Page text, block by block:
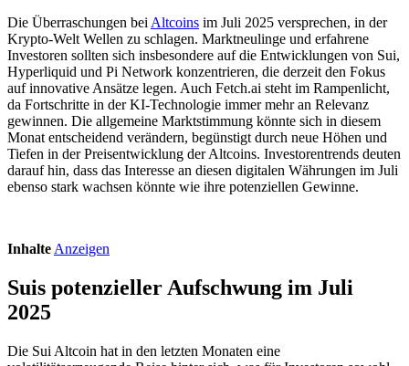
Die Überraschungen bei Altcoins im Juli 2025 versprechen, in der
Krypto-Welt Wellen zu schlagen. Marktneulinge und erfahrene
Investoren sollten sich insbesondere auf die Entwicklungen von Sui,
Hyperliquid und Pi Network konzentrieren, die derzeit den Fokus
auf innovative Ansätze legen. Auch Fetch.ai steht im Rampenlicht,
da Fortschritte in der KI-Technologie immer mehr an Relevanz
gewinnen. Die allgemeine Marktstimmung könnte sich in diesem
Monat entscheidend verändern, begünstigt durch neue Höhen und
Tiefen in der Preisentwicklung der Altcoins. Investorentrends deuten
darauf hin, dass das Interesse an diesen digitalen Währungen im Juli
ebenso stark wachsen könnte wie ihre potenziellen Gewinne.
Inhalte Anzeigen
Suis potenzieller Aufschwung im Juli
2025
Die Sui Altcoin hat in den letzten Monaten eine